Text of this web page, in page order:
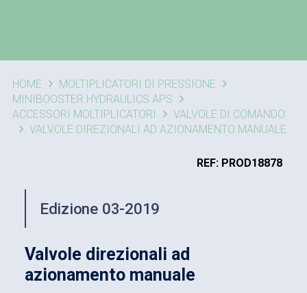
HOME
MOLTIPLICATORI DI PRESSIONE
MINIBOOSTER HYDRAULICS APS
ACCESSORI MOLTIPLICATORI
VALVOLE DI COMANDO
VALVOLE DIREZIONALI AD AZIONAMENTO MANUALE
Edizione 03-2019
REF: PROD18878
Valvole direzionali ad
azionamento manuale